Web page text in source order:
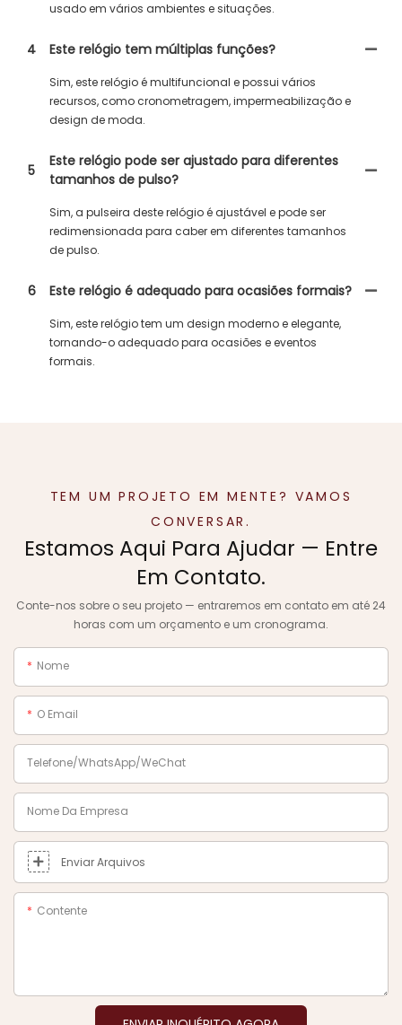
usado em vários ambientes e situações.
4 Este relógio tem múltiplas funções?
Sim, este relógio é multifuncional e possui vários
recursos, como cronometragem, impermeabilização e
design de moda.
5
Este relógio pode ser ajustado para diferentes
tamanhos de pulso?
Sim, a pulseira deste relógio é ajustável e pode ser
redimensionada para caber em diferentes tamanhos
de pulso.
6 Este relógio é adequado para ocasiões formais?
Sim, este relógio tem um design moderno e elegante,
tornando-o adequado para ocasiões e eventos
formais.
TEM UM PROJETO EM MENTE? VAMOS
CONVERSAR.
Estamos Aqui Para Ajudar — Entre
Em Contato.
Conte-nos sobre o seu projeto — entraremos em contato em até 24
horas com um orçamento e um cronograma.
Nome
O Email
Telefone/WhatsApp/WeChat
Nome Da Empresa
Enviar Arquivos
Contente